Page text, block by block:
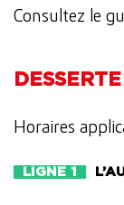
Consultez le
Horaires
LIGNE 1